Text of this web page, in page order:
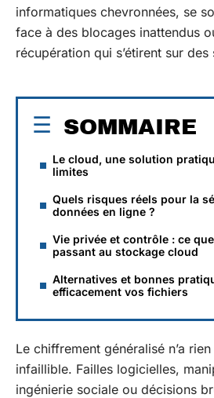
informatiques chevronnées, se
face à des blocages inattendus
récupération qui s’étirent sur des
SOMMAIRE
Le cloud, une solution
limites
Quels risques réels pour la
données en ligne ?
Vie privée et contrôle : ce
passant au stockage cloud
Alternatives et bonnes
efficacement vos fichiers
Le chiffrement généralisé n’a rien
infaillible. Failles logicielles,
ingénierie sociale ou décisions